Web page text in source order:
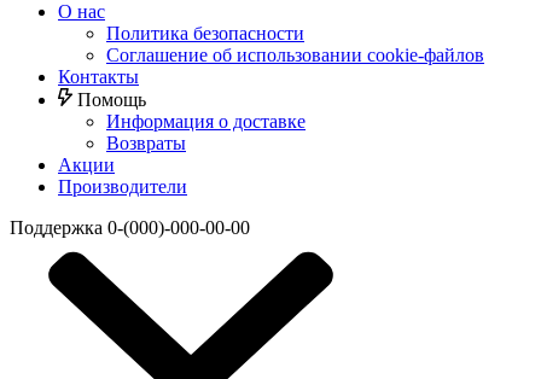
О нас
Политика безопасности
Соглашение об использовании cookie-файлов
Контакты
Помощь
Информация о доставке
Возвраты
Акции
Производители
Поддержка 0-(000)-000-00-00